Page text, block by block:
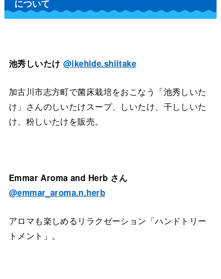
について
池秀しいたけ @ikehide.shiitake
加古川市志方町で菌床栽培をおこなう「池秀しいた
け」さんのしいたけスープ、しいたけ、干ししいた
け、粉しいたけを販売。
Emmar Aroma and Herb さん
@emmar_aroma.n.herb
アロマも楽しめるリラクゼーション「ハンドトリー
トメント」。